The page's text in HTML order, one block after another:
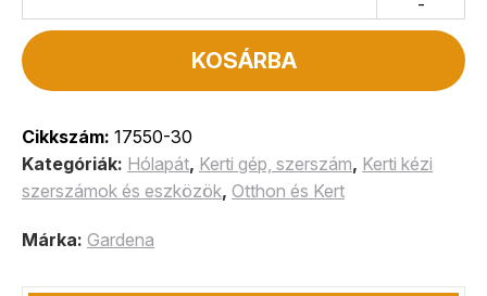
KOSÁRBA
Cikkszám: 17550-30
Kategóriák: Hólapát, Kerti gép, szerszám, Kerti kézi
szerszámok és eszközök, Otthon és Kert
Márka: Gardena